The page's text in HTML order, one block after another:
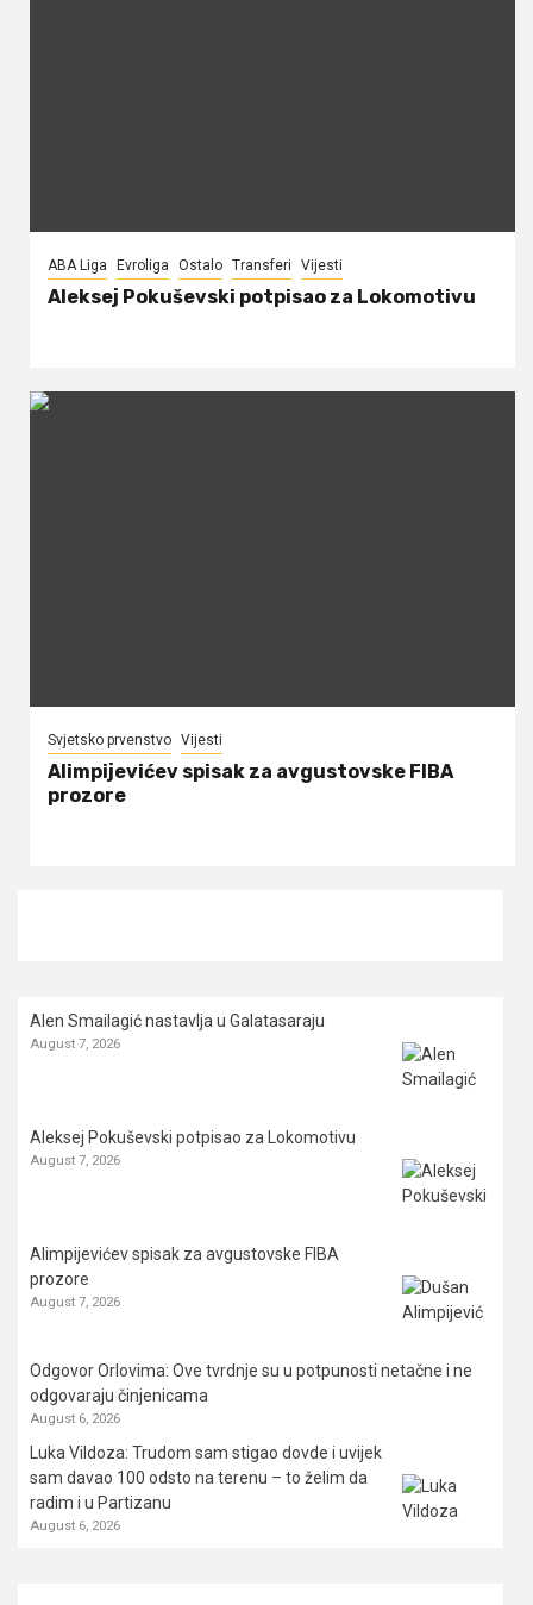
ABA Liga Evroliga Ostalo Transferi Vijesti
Aleksej Pokuševski potpisao za Lokomotivu
Svjetsko prvenstvo Vijesti
Alimpijevićev spisak za avgustovske FIBA
prozore
Alen Smailagić nastavlja u Galatasaraju
August 7, 2026
Aleksej Pokuševski potpisao za Lokomotivu
August 7, 2026
Alimpijevićev spisak za avgustovske FIBA
prozore
August 7, 2026
Odgovor Orlovima: ​Ove tvrdnje su u potpunosti netačne i ne
odgovaraju činjenicama
August 6, 2026
Luka Vildoza: Trudom sam stigao dovde i uvijek
sam davao 100 odsto na terenu – to želim da
radim i u Partizanu
August 6, 2026